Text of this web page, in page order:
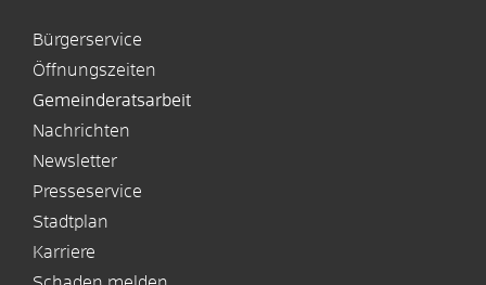
Bürgerservice
Öffnungszeiten
Gemeinderatsarbeit
Nachrichten
Newsletter
Presseservice
Stadtplan
Karriere